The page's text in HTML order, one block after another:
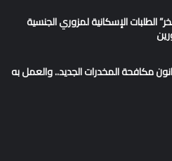
الطلبات الإسكانية لمزوري الجنسية
مكافحة المخدرات الجديد.. والعمل به